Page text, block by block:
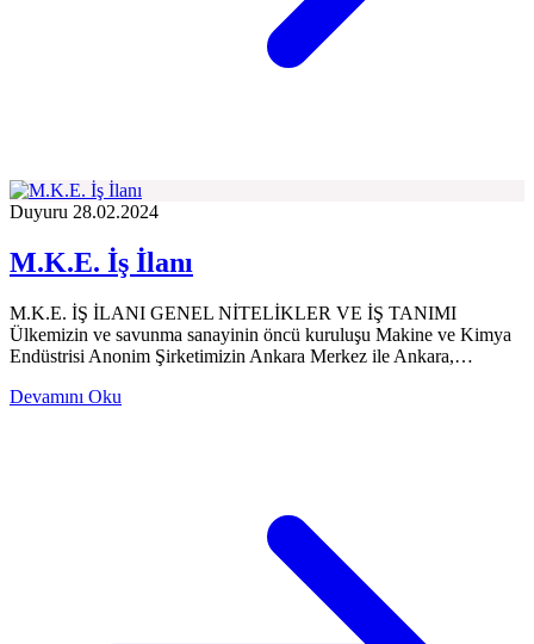
Duyuru 28.02.2024
M.K.E. İş İlanı
M.K.E. İŞ İLANI GENEL NİTELİKLER VE İŞ TANIMI
Ülkemizin ve savunma sanayinin öncü kuruluşu Makine ve Kimya
Endüstrisi Anonim Şirketimizin Ankara Merkez ile Ankara,…
Devamını Oku